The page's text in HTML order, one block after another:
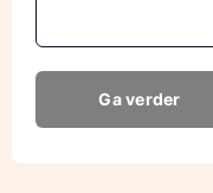
Ga verder